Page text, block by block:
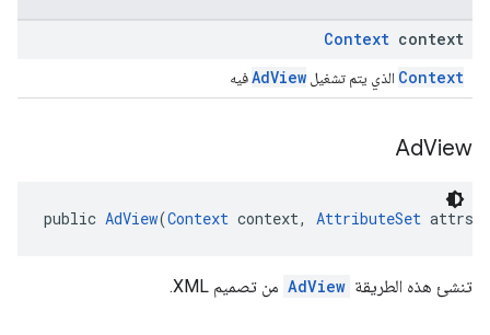
Context context
Context الذي يتم تشغيل AdViewفيه
AdView
public AdView(Context context, AttributeSet attrs)
تنشئ هذه الطريقة AdView من تصميم XML.